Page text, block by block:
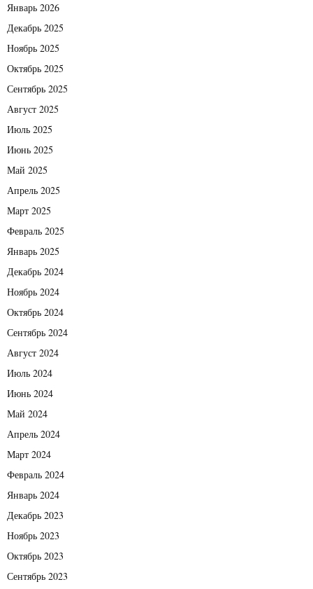
Январь 2026
Декабрь 2025
Ноябрь 2025
Октябрь 2025
Сентябрь 2025
Август 2025
Июль 2025
Июнь 2025
Май 2025
Апрель 2025
Март 2025
Февраль 2025
Январь 2025
Декабрь 2024
Ноябрь 2024
Октябрь 2024
Сентябрь 2024
Август 2024
Июль 2024
Июнь 2024
Май 2024
Апрель 2024
Март 2024
Февраль 2024
Январь 2024
Декабрь 2023
Ноябрь 2023
Октябрь 2023
Сентябрь 2023